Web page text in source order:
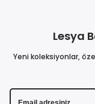
Lesya
Yeni koleksiyonlar,